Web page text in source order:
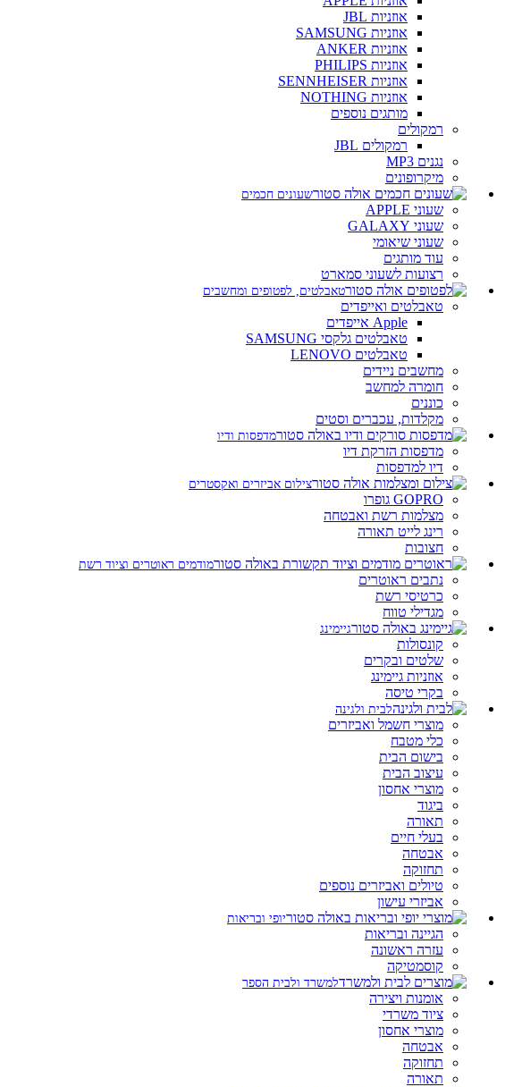
אוזניות JBL
אוזניות SAMSUNG
אוזניות ANKER
אוזניות PHILIPS
אוזניות SENNHEISER
אוזניות NOTHING
מותגים נוספים
רמקולים
רמקולים JBL
נגנים MP3
מיקרופונים
שעונים חכמים
שעוני APPLE
שעוני GALAXY
שעוני שיאומי
עוד מותגים
רצועות לשעוני סמארט
טאבלטים, לפטופים ומחשבים
טאבלטים ואייפדים
Apple אייפדים
טאבלטים גלקסי SAMSUNG
טאבלטים LENOVO
מחשבים ניידים
חומרה למחשב
כוננים
מקלדות, עכברים וסטים
מדפסות ודיו
מדפסות הזרקת דיו
דיו למדפסות
צילום אביזרים ואקסטרים
GOPRO גופרו
מצלמות רשת ואבטחה
רינג לייט תאורה
חצובות
מודמים ראוטרים וציוד רשת
נתבים ראוטרים
כרטיסי רשת
מגדילי טווח
גיימינג
קונסולות
שלטים ובקרים
אוזניות גיימינג
בקרי טיסה
לבית ולגינה
מוצרי חשמל ואביזרים
כלי מטבח
בישום הבית
עיצוב הבית
מוצרי אחסון
ביגוד
תאורה
בעלי חיים
אבטחה
תחזוקה
טיולים ואביזרים נוספים
אביזרי עישון
יופי ובריאות
הגיינה ובריאות
עזרה ראשונה
קוסמטיקה
למשרד ולבית הספר
אומנות ויצירה
ציוד משרדי
מוצרי אחסון
אבטחה
תחזוקה
תאורה